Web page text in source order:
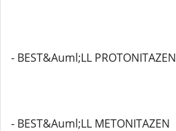
- BEST&Auml;LL PROTONITAZEN
- BEST&Auml;LL METONITAZEN